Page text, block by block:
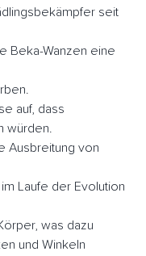
seit
Beka-Wanzen eine
auf, dass
würden.
Ausbreitung von
Laufe der Evolution
was dazu
und Winkeln